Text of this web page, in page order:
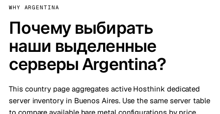
WHY ARGENTINA
Почему выбирать
наши выделенные
серверы Argentina?
This country page aggregates active Hosthink dedicated
server inventory in Buenos Aires. Use the same server table